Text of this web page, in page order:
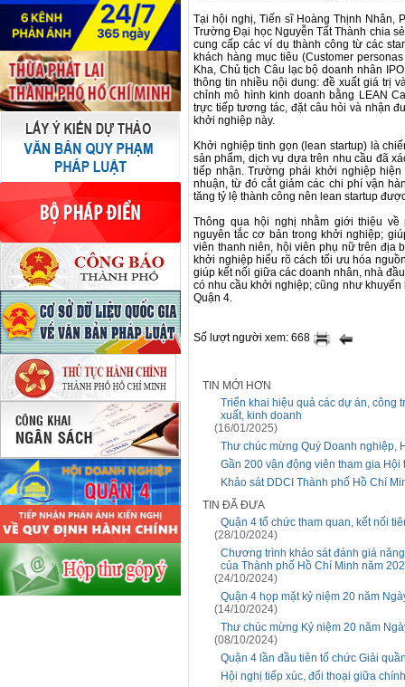
Tại hội nghị, Tiến sĩ Hoàng Thịnh Nhân,
Trường Đại học Nguyễn Tất Thành chia
cung cấp các ví dụ thành công từ các
khách hàng mục tiêu (Customer
Kha, Chủ tịch Câu lạc bộ doanh nhân
thông tin nhiều nội dung: đề xuất giá trị
chỉnh mô hình kinh doanh bằng LEAN
trực tiếp tương tác, đặt câu hỏi và nhận
khởi nghiệp này.
Khởi nghiệp tinh gọn (lean startup) là
sản phẩm, dịch vụ dựa trên nhu cầu đã
tiếp nhận. Trường phái khởi nghiệp
nhuận, từ đó cắt giảm các chi phí vận
tăng tỷ lệ thành công nên lean startup
Thông qua hội nghị nhằm giới thiệu
nguyên tắc cơ bản trong khởi nghiệp;
viên thanh niên, hội viên phụ nữ trên địa
khởi nghiệp hiểu rõ cách tối ưu hóa
giúp kết nối giữa các doanh nhân, nhà
có nhu cầu khởi nghiệp; cũng như
Quận 4.
Số lượt người xem: 668
TIN MỚI HƠN
Triển khai hiệu quả các dự án, công
xuất, kinh doanh
(16/01/2025)
Thư chúc mừng Quý Doanh nghiệp,
Gần 200 vận động viên tham gia
Khảo sát DDCI Thành phố Hồ Chí
TIN ĐÃ ĐƯA
Quận 4 tổ chức tham quan, kết nối
(28/10/2024)
Chương trình khảo sát đánh giá
của Thành phố Hồ Chí Minh năm
(24/10/2024)
Quận 4 họp mặt kỷ niệm 20 năm
(14/10/2024)
Thư chúc mừng Kỷ niệm 20 năm
(08/10/2024)
Quận 4 lần đầu tiên tổ chức Giải
Hội nghị tiếp xúc, đối thoại giữa